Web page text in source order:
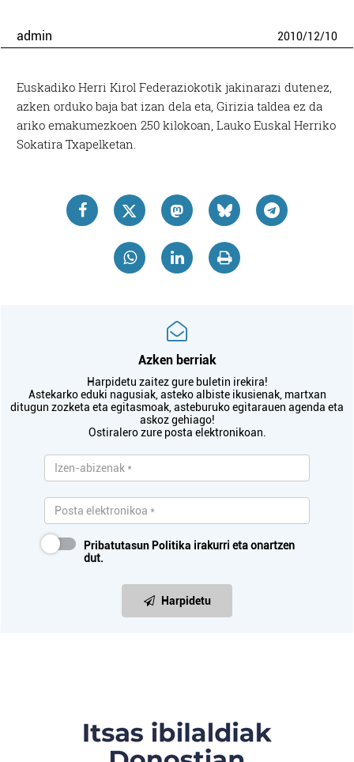
admin 2010/12/10
Euskadiko Herri Kirol Federaziokotik jakinarazi dutenez,
azken orduko baja bat izan dela eta, Girizia taldea ez da
ariko emakumezkoen 250 kilokoan, Lauko Euskal Herriko
Sokatira Txapelketan.
Azken berriak
Harpidetu zaitez gure buletin irekira!
Astekarko eduki nagusiak, asteko albiste ikusienak, martxan
ditugun zozketa eta egitasmoak, asteburuko egitarauen agenda eta
askoz gehiago!
Ostiralero zure posta elektronikoan.
Pribatutasun Politika irakurri eta onartzen
dut.
Harpidetu